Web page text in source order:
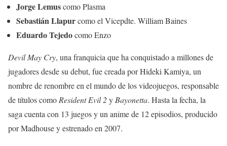
Jorge Lemuscomo Plasma
Sebastián Llapurcomo el Vicepdte. William Baines
Eduardo Tejedocomo Enzo
Devil May Cry, una franquicia que ha conquistado a millones de
jugadores desde su debut, fue creada por Hideki Kamiya, un
nombre de renombre en el mundo de los videojuegos, responsable
de títulos comoResident Evil 2yBayonetta. Hasta la fecha, la
saga cuenta con 13 juegos y un anime de 12 episodios, producido
por Madhouse y estrenado en 2007.